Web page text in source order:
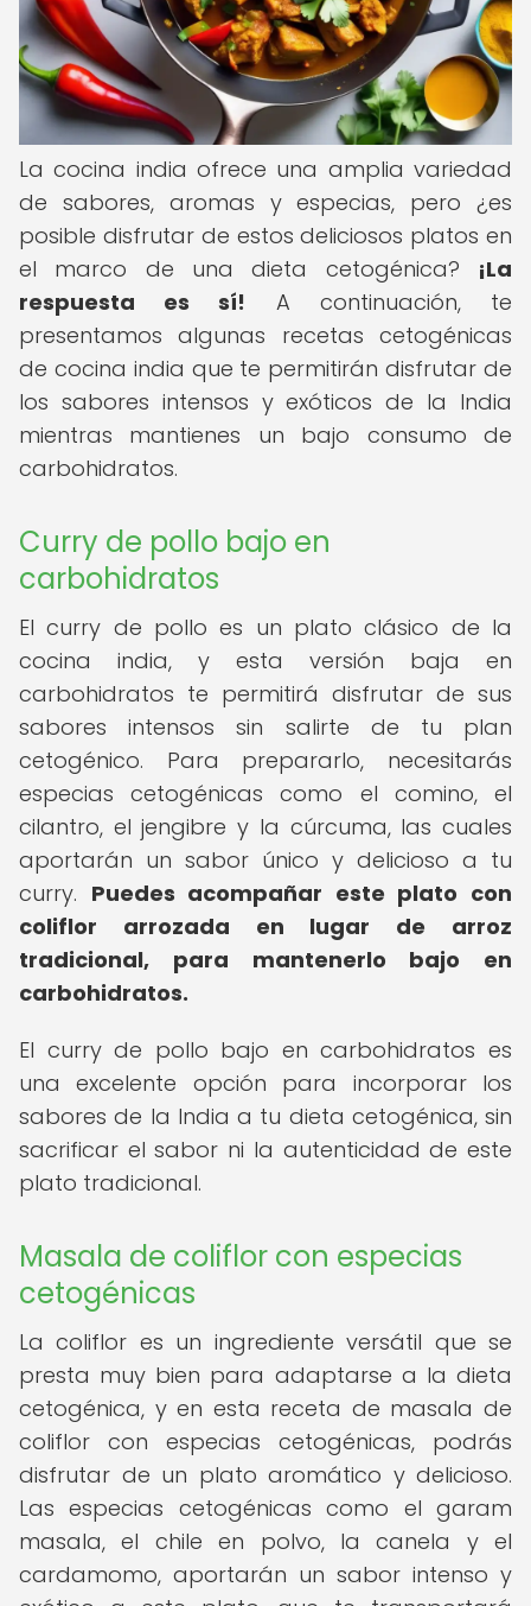
La cocina india ofrece una amplia variedad
de sabores, aromas y especias, pero ¿es
posible disfrutar de estos deliciosos platos en
el marco de una dieta cetogénica? ¡La
respuesta es sí! A continuación, te
presentamos algunas recetas cetogénicas
de cocina india que te permitirán disfrutar de
los sabores intensos y exóticos de la India
mientras mantienes un bajo consumo de
carbohidratos.
Curry de pollo bajo en
carbohidratos
El curry de pollo es un plato clásico de la
cocina india, y esta versión baja en
carbohidratos te permitirá disfrutar de sus
sabores intensos sin salirte de tu plan
cetogénico. Para prepararlo, necesitarás
especias cetogénicas como el comino, el
cilantro, el jengibre y la cúrcuma, las cuales
aportarán un sabor único y delicioso a tu
curry. Puedes acompañar este plato con
coliflor arrozada en lugar de arroz
tradicional, para mantenerlo bajo en
carbohidratos.
El curry de pollo bajo en carbohidratos es
una excelente opción para incorporar los
sabores de la India a tu dieta cetogénica, sin
sacrificar el sabor ni la autenticidad de este
plato tradicional.
Masala de coliflor con especias
cetogénicas
La coliflor es un ingrediente versátil que se
presta muy bien para adaptarse a la dieta
cetogénica, y en esta receta de masala de
coliflor con especias cetogénicas, podrás
disfrutar de un plato aromático y delicioso.
Las especias cetogénicas como el garam
masala, el chile en polvo, la canela y el
cardamomo, aportarán un sabor intenso y